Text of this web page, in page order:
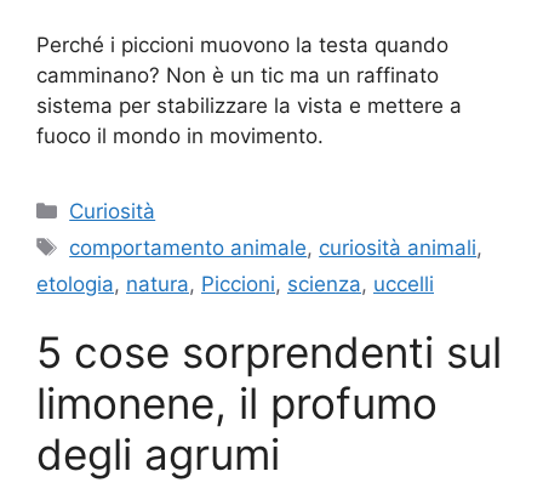
Perché i piccioni muovono la testa quando
camminano? Non è un tic ma un raffinato
sistema per stabilizzare la vista e mettere a
fuoco il mondo in movimento.
Categorie
Curiosità
Tag
comportamento animale, curiosità animali,
etologia, natura, Piccioni, scienza, uccelli
5 cose sorprendenti sul
limonene, il profumo
degli agrumi